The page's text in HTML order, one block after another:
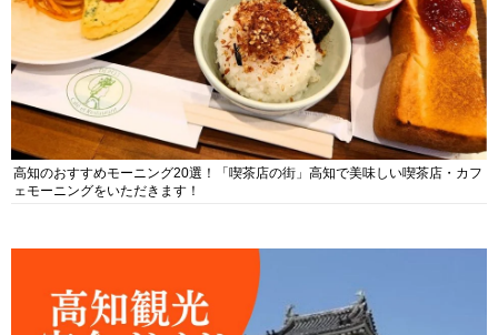
高知のおすすめモーニング20選！「喫茶店の街」高知で美味しい喫茶店・カフ
ェモーニングをいただきます！